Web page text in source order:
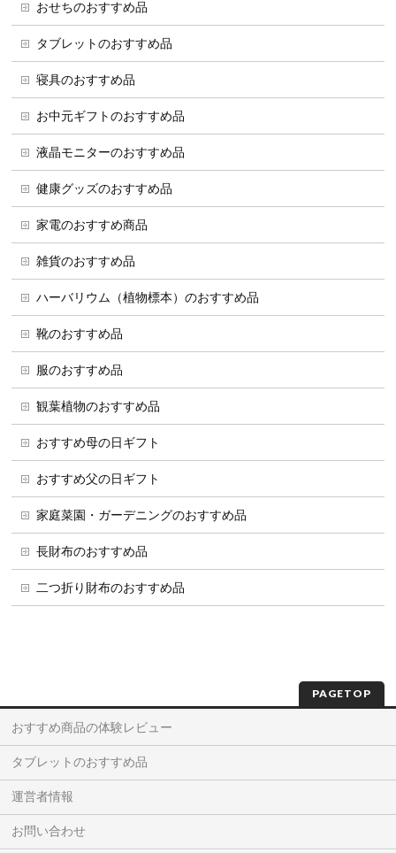
おせちのおすすめ品
タブレットのおすすめ品
寝具のおすすめ品
お中元ギフトのおすすめ品
液晶モニターのおすすめ品
健康グッズのおすすめ品
家電のおすすめ商品
雑貨のおすすめ品
ハーバリウム（植物標本）のおすすめ品
靴のおすすめ品
服のおすすめ品
観葉植物のおすすめ品
おすすめ母の日ギフト
おすすめ父の日ギフト
家庭菜園・ガーデニングのおすすめ品
長財布のおすすめ品
二つ折り財布のおすすめ品
PAGETOP
おすすめ商品の体験レビュー
タブレットのおすすめ品
運営者情報
お問い合わせ